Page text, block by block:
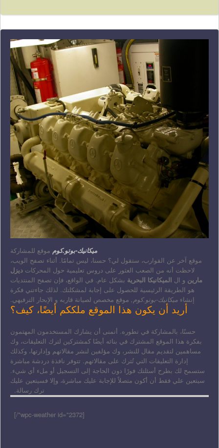
ميكانيك-بوتو.كوم موقع للمشاركة
موقع آخر عن القوارب، ستقول لي؟ حسنا، ليس تمامًا. أثناء تصفح الويب،
لاحظت أنه من الصعب العثور على دروس تعليمية حول المحركات ديزل
مارين و ال الميكانيكا البحرية بشكل عام. في الواقع، فإن تصفح المنتديات
هو الطريقة الرئيسية للحصول على إجابة لمشكلتك. لذلك جاءتني فكرة
إنشاء ميكانيك-بوتو.كوم, موقع مخصص لصيانة قاربه و الإبحار الترفيهي.
أريد أن يكون هذا الموقع ملككم أيضًا، كيف؟
حسنًا، بالمشاركة في تطوره. أتمنى أن يشارك المستخدمون المهتمون
بفكرة هذا الموقع المشترك في بنائه أيضًا كمشتركين لترك التعليقات، وك
مساهمين لتقديم مقال للنشر، وك مؤلفين لنشر مقالاتهم وإدارتها، وكذلك
إدارة التعليقات التي تُترك على مقالاتهم. تتوفر نافذة دردشة مباشرة
ستسمح لك بطرح أسئلتك فورًا دون الحاجة إلى التسجيل أو ملء أي شيء.
سيتعين علي فقط أن أكون متصلاً للإجابة عليك مباشرة، وإلا فسيتعين عليك
ترك رسالة.
[wpc-weather id="2372"/]